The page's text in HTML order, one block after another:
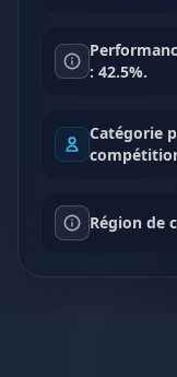
: 42.5%.
Catégorie
Région de